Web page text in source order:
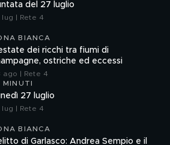
del 27 luglio
lug | Rete 4
BIANCA
dei ricchi tra fiumi di
ostriche ed eccessi
ago | Rete 4
MINUTI
27 luglio
lug | Rete 4
BIANCA
di Garlasco: Andrea Sempio e il